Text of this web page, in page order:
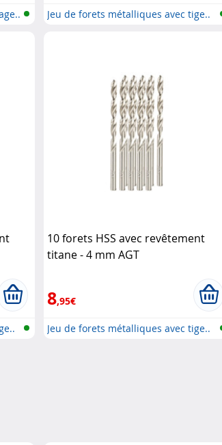
Jeu de forets métalliques avec tige..
10 forets HSS avec revêtement
titane - 4 mm AGT
8,95€
Jeu de forets métalliques avec tige..